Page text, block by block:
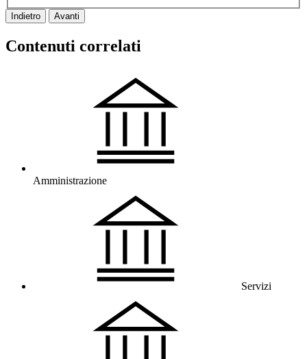
Indietro Avanti
Contenuti correlati
Amministrazione
Servizi